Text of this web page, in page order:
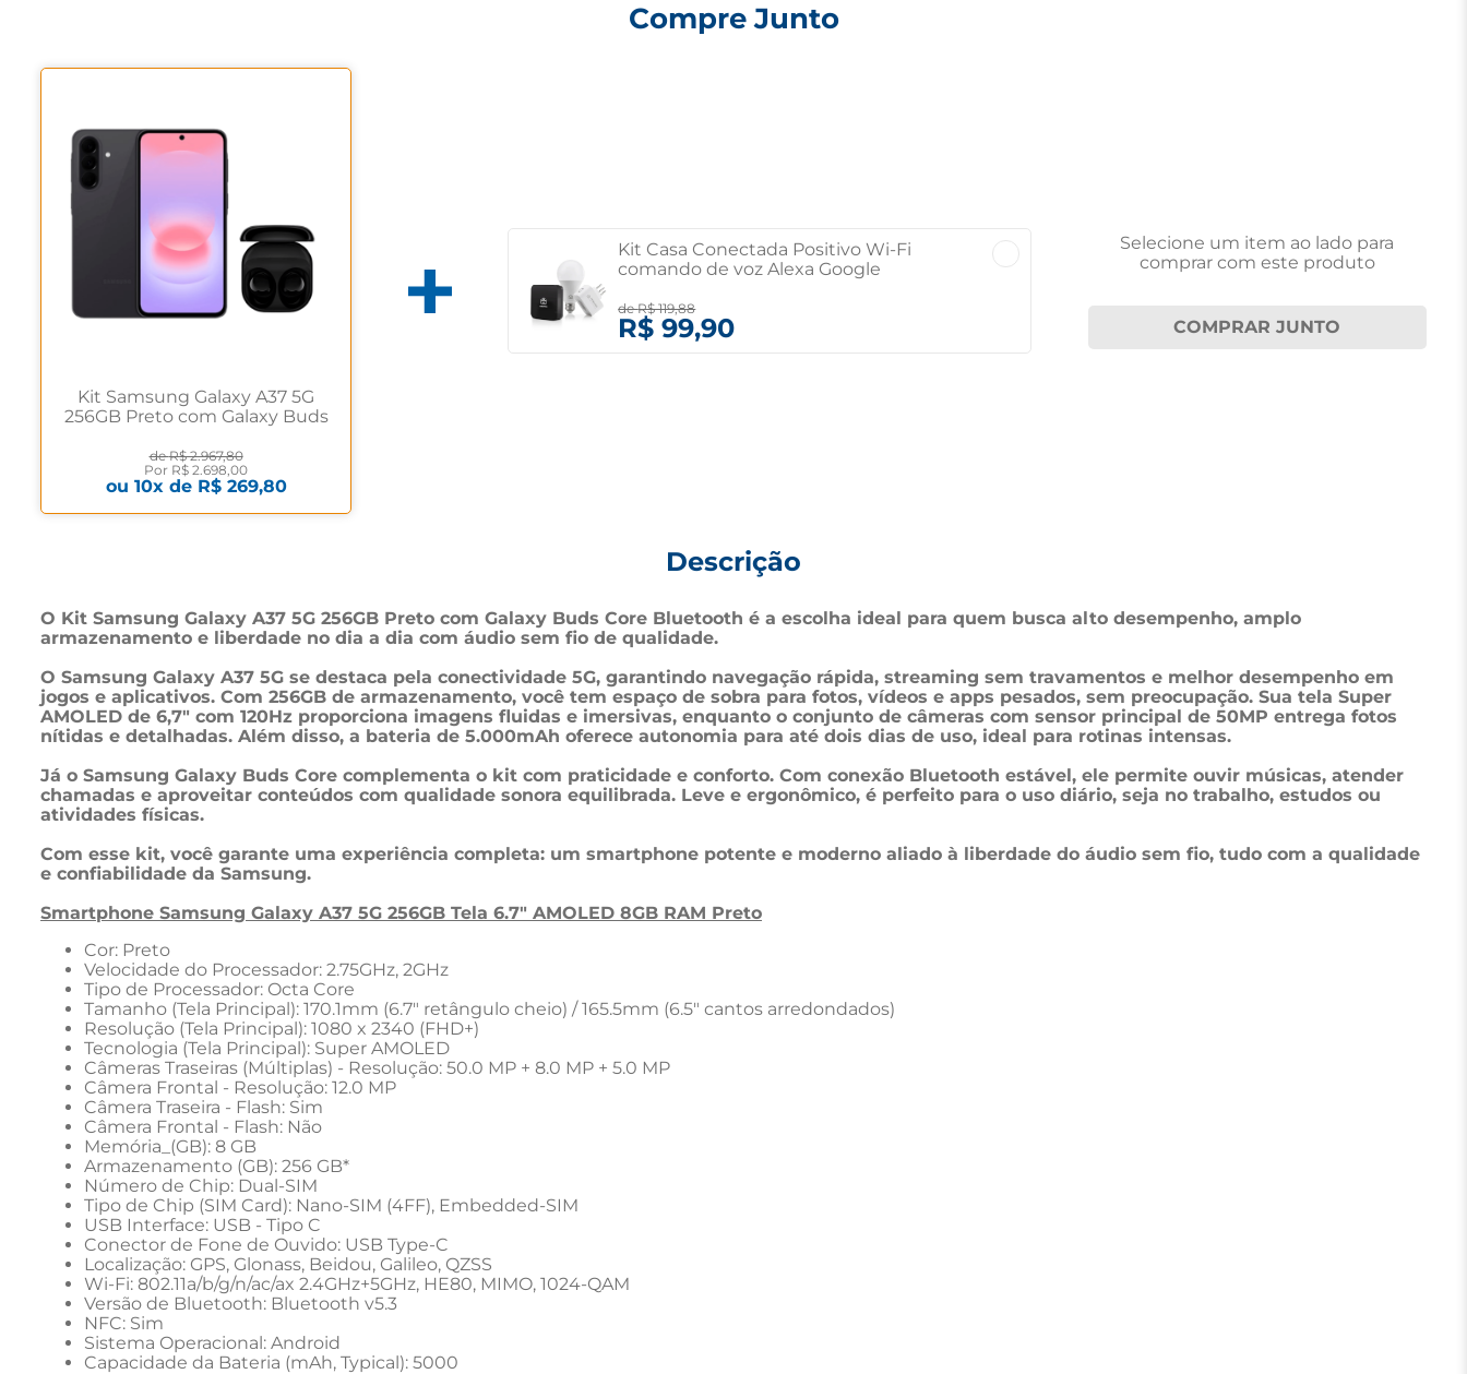
Compre Junto
Kit Samsung Galaxy A37 5G
256GB Preto com Galaxy Buds
deR$ 2.967,80
Por R$ 2.698,00
ou 10x de R$ 269,80
Kit Casa Conectada Positivo Wi-Fi
comando de voz Alexa Google
deR$ 119,88
R$ 99,90
Selecione um item ao lado para
comprar com este produto
COMPRAR JUNTO
Descrição
O Kit Samsung Galaxy A37 5G 256GB Preto com Galaxy Buds Core Bluetooth é a escolha ideal para quem busca alto desempenho, amplo
armazenamento e liberdade no dia a dia com áudio sem fio de qualidade.
O Samsung Galaxy A37 5G se destaca pela conectividade 5G, garantindo navegação rápida, streaming sem travamentos e melhor desempenho em
jogos e aplicativos. Com 256GB de armazenamento, você tem espaço de sobra para fotos, vídeos e apps pesados, sem preocupação. Sua tela Super
AMOLED de 6,7" com 120Hz proporciona imagens fluidas e imersivas, enquanto o conjunto de câmeras com sensor principal de 50MP entrega fotos
nítidas e detalhadas. Além disso, a bateria de 5.000mAh oferece autonomia para até dois dias de uso, ideal para rotinas intensas.
Já o Samsung Galaxy Buds Core complementa o kit com praticidade e conforto. Com conexão Bluetooth estável, ele permite ouvir músicas, atender
chamadas e aproveitar conteúdos com qualidade sonora equilibrada. Leve e ergonômico, é perfeito para o uso diário, seja no trabalho, estudos ou
atividades físicas.
Com esse kit, você garante uma experiência completa: um smartphone potente e moderno aliado à liberdade do áudio sem fio, tudo com a qualidade
e confiabilidade da Samsung.
Smartphone Samsung Galaxy A37 5G 256GB Tela 6.7" AMOLED 8GB RAM Preto
Cor: Preto
Velocidade do Processador: 2.75GHz, 2GHz
Tipo de Processador: Octa Core
Tamanho (Tela Principal): 170.1mm (6.7" retângulo cheio) / 165.5mm (6.5" cantos arredondados)
Resolução (Tela Principal): 1080 x 2340 (FHD+)
Tecnologia (Tela Principal): Super AMOLED
Câmeras Traseiras (Múltiplas) - Resolução: 50.0 MP + 8.0 MP + 5.0 MP
Câmera Frontal - Resolução: 12.0 MP
Câmera Traseira - Flash: Sim
Câmera Frontal - Flash: Não
Memória_(GB): 8 GB
Armazenamento (GB): 256 GB*
Número de Chip: Dual-SIM
Tipo de Chip (SIM Card): Nano-SIM (4FF), Embedded-SIM
USB Interface: USB - Tipo C
Conector de Fone de Ouvido: USB Type-C
Localização: GPS, Glonass, Beidou, Galileo, QZSS
Wi-Fi: 802.11a/b/g/n/ac/ax 2.4GHz+5GHz, HE80, MIMO, 1024-QAM
Versão de Bluetooth: Bluetooth v5.3
NFC: Sim
Sistema Operacional: Android
Capacidade da Bateria (mAh, Typical): 5000